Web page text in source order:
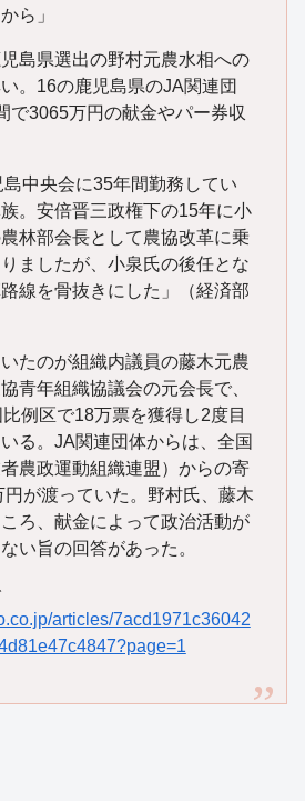
ら」
島県選出の野村元農水相への
。16の鹿児島県のJA関連団
で3065万円の献金やパー券収
島中央会に35年間勤務してい
。安倍晋三政権下の15年に小
林部会長として農協改革に乗
ましたが、小泉氏の後任とな
線を骨抜きにした」（経済部
たのが組織内議員の藤木元農
青年組織協議会の元会長で、
例区で18万票を獲得し2度目
る。JA関連団体からは、全国
農政運動組織連盟）からの寄
が渡っていた。野村氏、藤木
ろ、献金によって政治活動が
い旨の回答があった。
articles/7acd1971c36042